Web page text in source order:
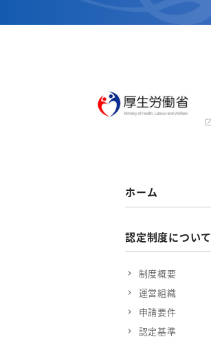
ホーム
認定制度について
制度概要
運営組織
申請要件
認定基準